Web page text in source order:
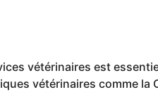
vétérinaires est
vétérinaires comme la